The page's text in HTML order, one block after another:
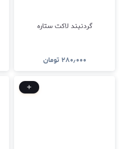
گردنبند لاکت ستاره
۲۸۰٫۰۰۰ تومان